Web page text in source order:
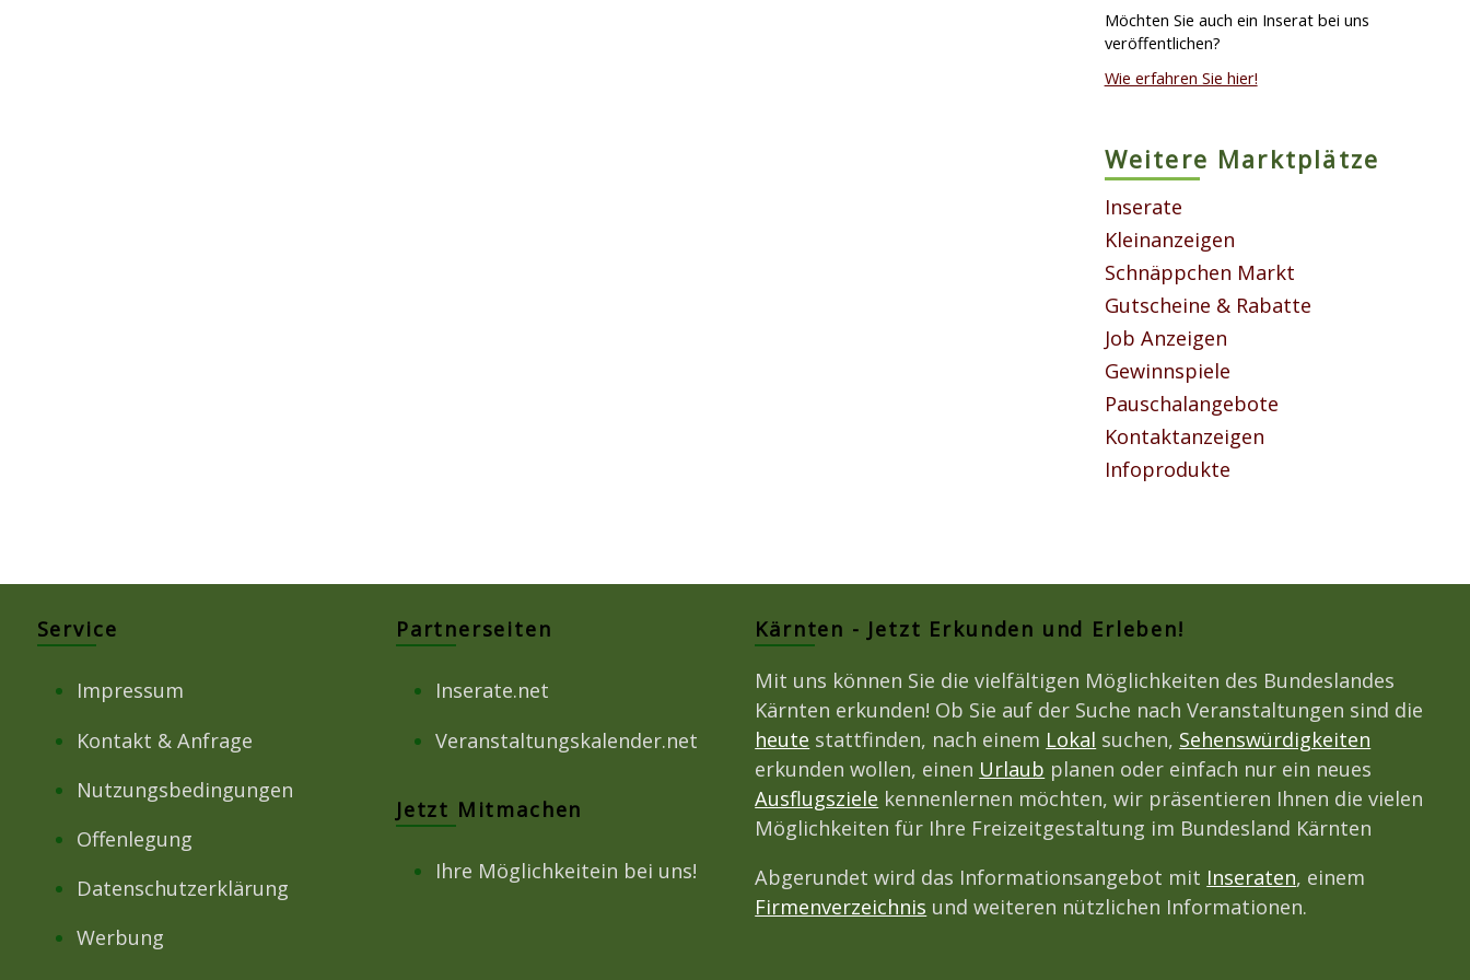
Möchten Sie auch ein Inserat bei uns
veröffentlichen?
Wie erfahren Sie hier!
Weitere Marktplätze
Inserate
Kleinanzeigen
Schnäppchen Markt
Gutscheine & Rabatte
Job Anzeigen
Gewinnspiele
Pauschalangebote
Kontaktanzeigen
Infoprodukte
Service
Impressum
Kontakt & Anfrage
Nutzungsbedingungen
Offenlegung
Datenschutzerklärung
Werbung
Partnerseiten
Inserate.net
Veranstaltungskalender.net
Jetzt Mitmachen
Ihre Möglichkeitein bei uns!
Kärnten - Jetzt Erkunden und Erleben!
Mit uns können Sie die vielfältigen Möglichkeiten des Bundeslandes
Kärnten erkunden! Ob Sie auf der Suche nach Veranstaltungen sind die
heute stattfinden, nach einem Lokal suchen, Sehenswürdigkeiten
erkunden wollen, einen Urlaub planen oder einfach nur ein neues
Ausflugsziele kennenlernen möchten, wir präsentieren Ihnen die vielen
Möglichkeiten für Ihre Freizeitgestaltung im Bundesland Kärnten
Abgerundet wird das Informationsangebot mit Inseraten, einem
Firmenverzeichnis und weiteren nützlichen Informationen.